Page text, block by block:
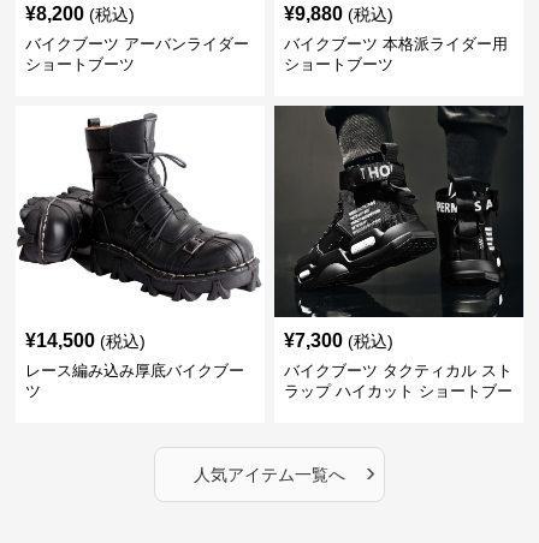
¥8,200 (税込)
バイクブーツ アーバンライダー
ショートブーツ
¥9,880 (税込)
バイクブーツ 本格派ライダー用
ショートブーツ
¥14,500 (税込)
レース編み込み厚底バイクブー
ツ
¥7,300 (税込)
バイクブーツ タクティカル スト
ラップ ハイカット ショートブー
人気アイテム一覧へ ›